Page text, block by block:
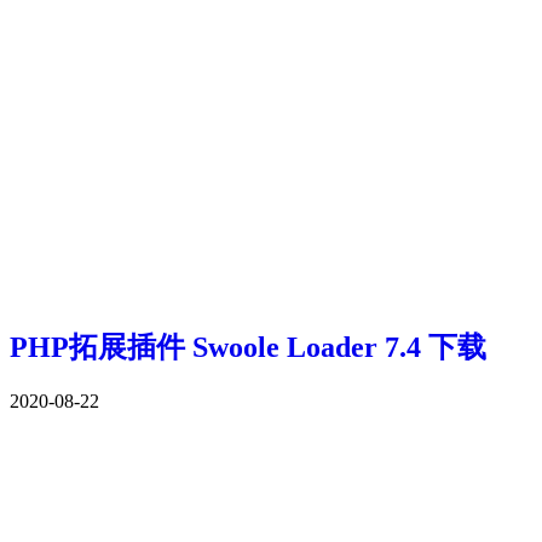
PHP拓展插件 Swoole Loader 7.4 下载
2020-08-22